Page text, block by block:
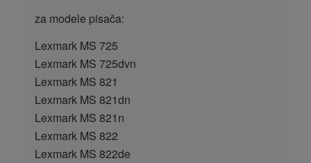
za modele pisača:
Lexmark MS 725
Lexmark MS 725dvn
Lexmark MS 821
Lexmark MS 821dn
Lexmark MS 821n
Lexmark MS 822
Lexmark MS 822de